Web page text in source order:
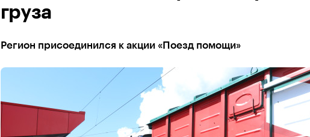
груза
Регион присоединился к акции «Поезд помощи»